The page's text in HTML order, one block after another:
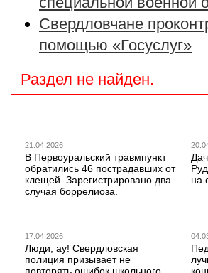
Свердловчане
помощью «Госуслуг»
Раздел не найден.
21.04.2026
В Первоуральский травмпункт
обратились 46 пострадавших от
клещей. Зарегистрировано два
случая боррелиоза.
на
17.04.2026
Люди, ау! Свердловская
полиция призывает не
повторять ошибок школьного